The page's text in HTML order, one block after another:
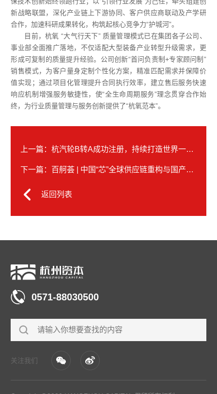
新战略联盟，深化产业链上下游协同、客户供应商联动及产学研
合作，加速科研成果转化，构筑起核心竞争力“护城河”。
目前，杭氧 “大气行天下” 质量管理模式已在集团各子公司、
事业部全面推广落地，不仅适配大型装备产业转型升级需求，更
形成可复制的质量提升经验。公司创新“首问负责制+专家顾问制”
销售模式，为客户量身定制个性化方案，精准匹配需求并保障价
值实现；通过项目化管理提升合同执行效率，建立售后服务快速
响应机制增强服务敏捷性，使“全生命周期服务”理念贯穿合作始
终，为行业质量管理与服务创新提供了“杭氧范本”。
上一篇：杭汽轮B转A成功注册，持续打造世界一流企业
下一篇：百舸荟 | 中国“芯”全球供应链重构与国产替代加速闭门会圆满举行
返回列表
0571-88030500
关注我们